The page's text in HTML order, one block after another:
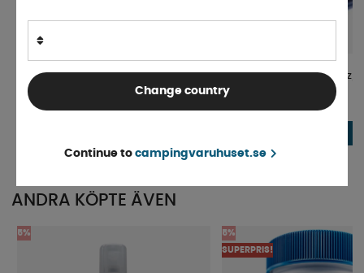
Packbox 61/30 f Knott
Finns i lager
Packbox 35x62x7 till Peitz/
Finns i lager
ANDRA KÖPTE ÄVEN
5%
5%
SUPERPRIS!
Change country
Continue to campingvaruhuset.se